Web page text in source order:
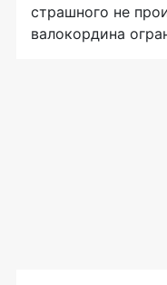
страшного не
валокордина